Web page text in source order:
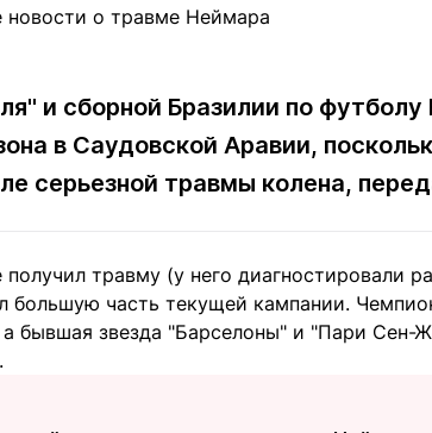
Контакты редакции Вакансии Реклама
(700) 3 888 188
и сборной Бразилии по
в Саудовской Аравии,
серьезной травмы колена,
травму (у него диагностировали
большую часть текущей кампании.
а бывшая звезда "Барселоны" и "Пари